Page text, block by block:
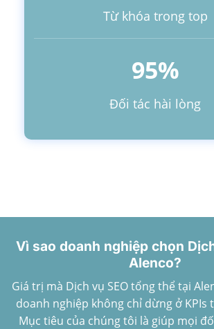
Từ khóa trong top
95%
Đối tác hài lòng
Vì sao doanh nghiệp chọn
Alenco?
Giá trị mà Dịch vụ SEO tổng thể tại
doanh nghiệp không chỉ dừng ở KPIs
Mục tiêu của chúng tôi là giúp mọi